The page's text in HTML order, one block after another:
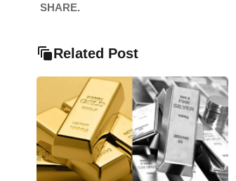
SHARE.
Related Post